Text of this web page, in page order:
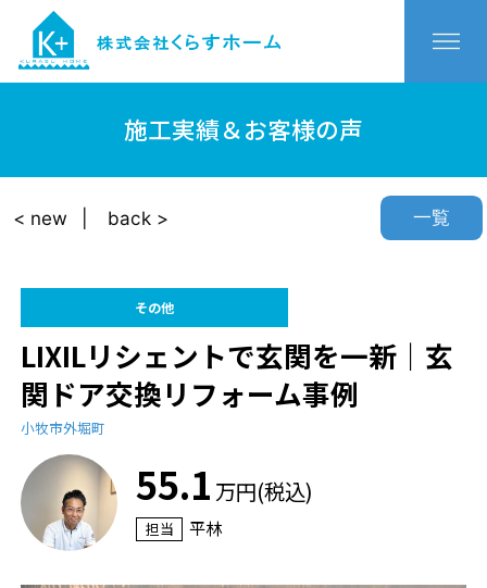
施工実績＆お客様の声
一覧
< new back >
その他
LIXILリシェントで玄関を一新｜玄
関ドア交換リフォーム事例
小牧市外堀町
55.1 万円(税込)
担当 平林